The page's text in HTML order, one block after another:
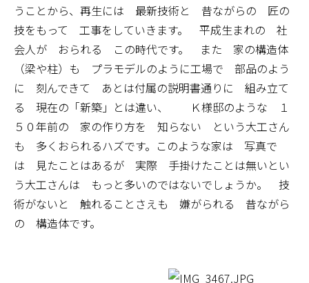
うことから、再生には 最新技術と 昔ながらの 匠の
技をもって 工事をしていきます。 平成生まれの 社
会人が おられる この時代です。 また 家の構造体
（梁や柱）も プラモデルのように工場で 部品のよう
に 刻んできて あとは付属の説明書通りに 組み立て
る 現在の「新築」とは違い、 Ｋ様邸のような １
５０年前の 家の作り方を 知らない という大工さん
も 多くおられるハズです。このような家は 写真で
は 見たことはあるが 実際 手掛けたことは無いとい
う大工さんは もっと多いのではないでしょうか。 技
術がないと 触れることさえも 嫌がられる 昔ながら
の 構造体です。